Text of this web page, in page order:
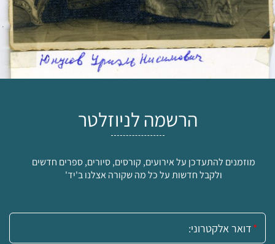
הרשמה לניוזלטר
מוזמנים להתעדכן על אירועים, קורסים, סיורים, ספרים חדשים
ולקבל חדשות על כל מה שקורה אצלנו ב'יד'
אימייל: